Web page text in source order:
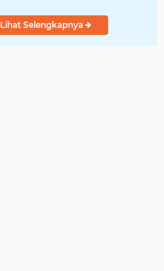
Lihat Selengkapnya